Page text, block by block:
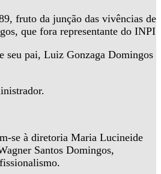
fruto da junção das vivências de
que fora representante do INPI
seu pai, Luiz Gonzaga Domingos
se à diretoria Maria Lucineide
Santos Domingos,